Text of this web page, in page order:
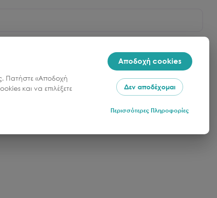
Πατήστε «Αποδοχή
και να επιλέξετε
Αποδοχή cookies
Δεν αποδέχομαι
Περισσότερες Πληροφορίες